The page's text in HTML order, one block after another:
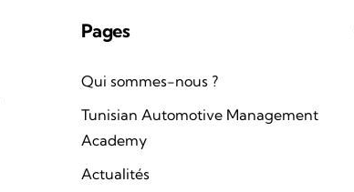
Pages
Qui sommes-nous ?
Tunisian Automotive Management
Academy
Actualités